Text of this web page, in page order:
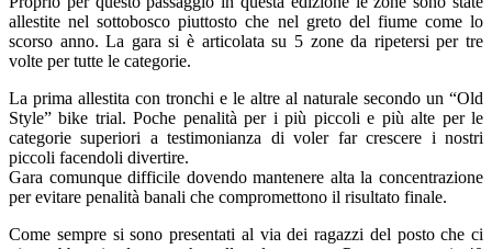
allestite nel sottobosco piuttosto che nel greto del fiume come lo
scorso anno. La gara si è articolata su 5 zone da ripetersi per tre
volte per tutte le categorie.
La prima allestita con tronchi e le altre al naturale secondo un “Old
Style” bike trial. Poche penalità per i più piccoli e più alte per le
categorie superiori a testimonianza di voler far crescere i nostri
piccoli facendoli divertire.
Gara comunque difficile dovendo mantenere alta la concentrazione
per evitare penalità banali che compromettono il risultato finale.
Come sempre si sono presentati al via dei ragazzi del posto che ci